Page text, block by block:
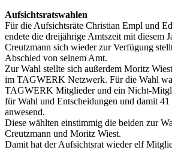
Aufsichtsratswahlen
Für die Aufsichtsräte Christian Empl und
endete die dreijährige Amtszeit mit diesem
Creutzmann sich wieder zur Verfügung
Abschied von seinem Amt.
Zur Wahl stellte sich außerdem Moritz
im TAGWERK Netzwerk. Für die Wahl
TAGWERK Mitglieder und ein Nicht-
für Wahl und Entscheidungen und damit
anwesend.
Diese wählten einstimmig die beiden zur
Creutzmann und Moritz Wiest.
Damit hat der Aufsichtsrat wieder elf